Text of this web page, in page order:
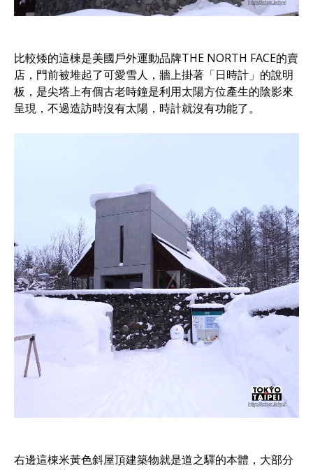
比較矮的這棟是美國戶外運動品牌THE NORTH FACE的賣
店，門前被堆起了可愛雪人，牆上掛著「日時計」的說明
板，是尖塔上有個古老時鐘是利用太陽方位產生的陰影來
呈現，不過造訪時沒有太陽，時計就沒有功能了。
右邊這棟米黃色斜屋頂建築物就是道之驛的本體，大部分